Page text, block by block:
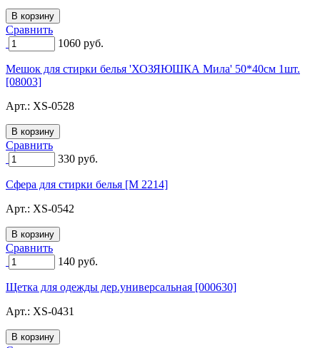
Сравнить
1060 руб.
Мешок для стирки белья 'ХОЗЯЮШКА Мила' 50*40см 1шт.
[08003]
Арт.: XS-0528
Сравнить
330 руб.
Сфера для стирки белья [М 2214]
Арт.: XS-0542
Сравнить
140 руб.
Щетка для одежды дер.универсальная [000630]
Арт.: XS-0431